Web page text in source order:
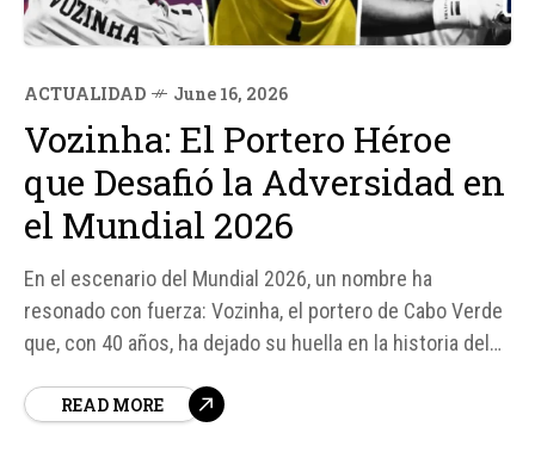
ACTUALIDAD June 16, 2026
Vozinha: El Portero Héroe
que Desafió la Adversidad en
el Mundial 2026
En el escenario del Mundial 2026, un nombre ha
resonado con fuerza: Vozinha, el portero de Cabo Verde
que, con 40 años, ha dejado su huella en la historia del
equipo a un histórico empate contra España,
READ MORE